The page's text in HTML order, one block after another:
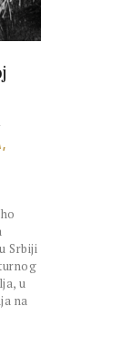
Srbiji
u
na